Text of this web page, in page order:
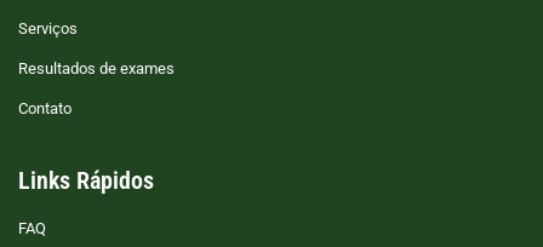
Serviços
Resultados de exames
Contato
Links Rápidos
FAQ